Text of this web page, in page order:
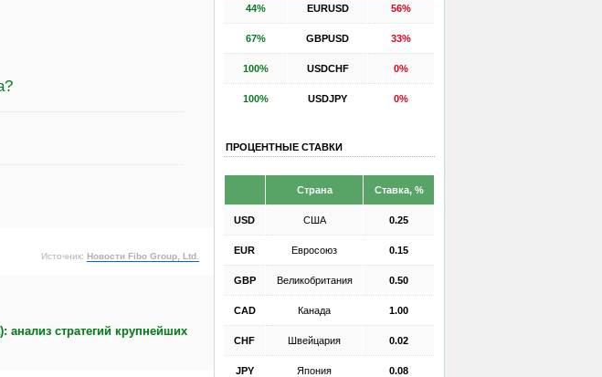
Источник: Новости Fibo Group, Ltd.
анализ стратегий крупнейших
44% EURUSD 56%
67% GBPUSD 33%
100% USDCHF 0%
100% USDJPY 0%
ПРОЦЕНТНЫЕ СТАВКИ
Страна Ставка, %
USD США 0.25
EUR Евросоюз 0.15
GBP Великобритания 0.50
CAD Канада 1.00
CHF Швейцария 0.02
JPY Япония 0.08